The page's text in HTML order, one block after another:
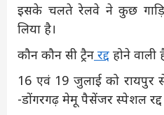
इसके चलते रेलवे ने कुछ
लिया है।
कौन कौन सी ट्रैन रद्द होने वाली
16 एवं 19 जुलाई को रायपुर
-डोंगरगढ़ मेमू पैसेंजर स्पेशल रद्द